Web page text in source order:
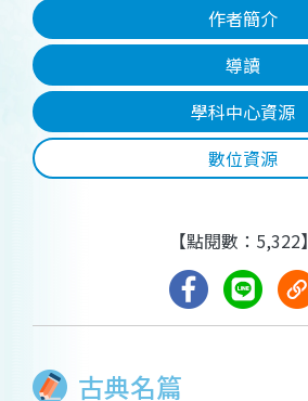
作者簡介
導讀
學科中心資源
數位資源
【點閱數：5,322】
古典名篇